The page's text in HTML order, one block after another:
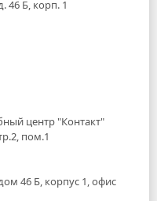
46 Б, корп. 1
центр "Контакт"
пом.1
46 Б, корпус 1, офис